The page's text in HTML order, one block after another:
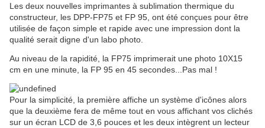
Les deux nouvelles imprimantes à sublimation thermique du
constructeur, les DPP-FP75 et FP 95, ont été conçues pour être
utilisée de façon simple et rapide avec une impression dont la
qualité serait digne d'un labo photo.
Au niveau de la rapidité, la FP75 imprimerait une photo 10X15
cm en une minute, la FP 95 en 45 secondes...Pas mal !
Pour la simplicité, la première affiche un système d'icônes alors
que la deuxième fera de même tout en vous affichant vos clichés
sur un écran LCD de 3,6 pouces et les deux intègrent un lecteur